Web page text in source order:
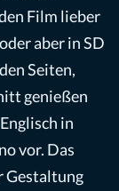
Film lieber
aber in SD
Seiten,
genießen
in
vor. Das
Gestaltung